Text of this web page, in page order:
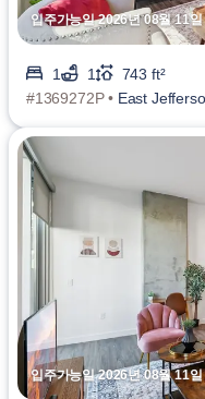
입주가능일 2026년 08월 11일
1 1
743 ft²
#1369272P • East
입주가능일 2026년 08월 11일